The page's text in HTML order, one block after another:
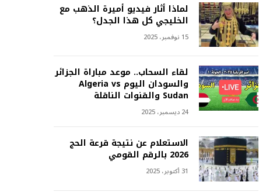
لماذا أثار فيديو أميرة الذهب مع
الخليجي كل هذا الجدل؟
15 نوفمبر، 2025
لقاء السحاب.. موعد مباراة الجزائر
والسودان اليوم Algeria vs
Sudan والقنوات الناقلة
24 ديسمبر، 2025
الاستعلام عن نتيجة قرعة الحج
2026 بالرقم القومي
31 أكتوبر، 2025